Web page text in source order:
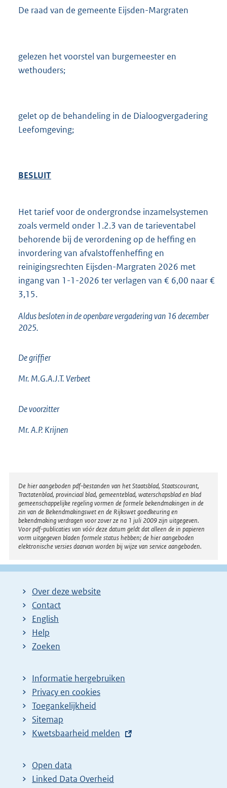
t
De raad van de gemeente Eijsden-Margraten
gelezen het voorstel van burgemeester en
wethouders;
gelet op de behandeling in de Dialoogvergadering
Leefomgeving;
BESLUIT
Het tarief voor de ondergrondse inzamelsystemen
zoals vermeld onder 1.2.3 van de tarieventabel
behorende bij de verordening op de heffing en
invordering van afvalstoffenheffing en
reinigingsrechten Eijsden-Margraten 2026 met
ingang van 1-1-2026 ter verlagen van € 6,00 naar €
3,15.
Aldus besloten in de openbare vergadering van 16 december
2025.
De griffier
Mr. M.G.A.J.T. Verbeet
De voorzitter
Mr. A.P. Krijnen
Disclaimer
De hier aangeboden pdf-bestanden van het Staatsblad, Staatscourant,
Tractatenblad, provinciaal blad, gemeenteblad, waterschapsblad en blad
gemeenschappelijke regeling vormen de formele bekendmakingen in de
zin van de Bekendmakingswet en de Rijkswet goedkeuring en
bekendmaking verdragen voor zover ze na 1 juli 2009 zijn uitgegeven.
Voor pdf-publicaties van vóór deze datum geldt dat alleen de in papieren
vorm uitgegeven bladen formele status hebben; de hier aangeboden
elektronische versies daarvan worden bij wijze van service aangeboden.
Over deze website
Contact
English
Help
Zoeken
Informatie hergebruiken
Privacy en cookies
Toegankelijkheid
Sitemap
E
t
e
Kwetsbaarheid melden
Open data
Linked Data Overheid